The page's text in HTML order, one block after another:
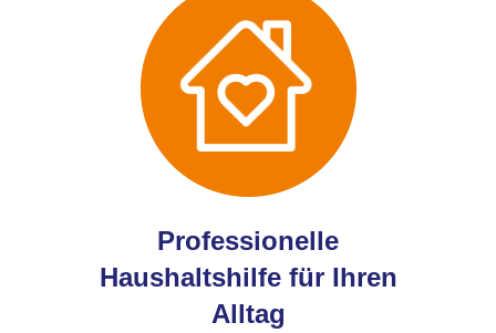
Professionelle
Haushaltshilfe für Ihren
Alltag